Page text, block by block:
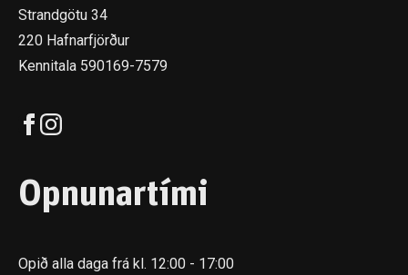
Strandgötu 34
220 Hafnarfjörður
Kennitala 590169-7579
Opnunartími
Opið alla daga frá kl. 12:00 - 17:00